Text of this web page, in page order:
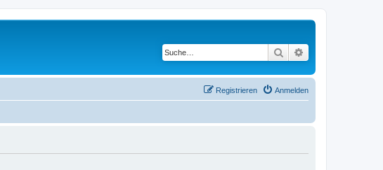
Suche
Anmelden
Registrieren